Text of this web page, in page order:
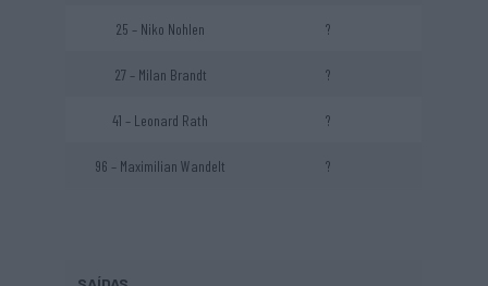
25 – Niko Nohlen ?
27 – Milan Brandt ?
41 – Leonard Rath ?
96 – Maximilian Wandelt ?